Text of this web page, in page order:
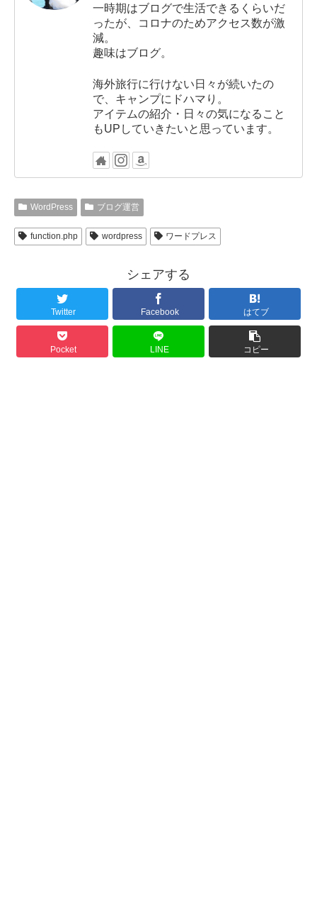
一時期はブログで生活できるくらいだ
ったが、コロナのためアクセス数が激
減。
趣味はブログ。
海外旅行に行けない日々が続いたの
で、キャンプにドハマり。
アイテムの紹介・日々の気になること
もUPしていきたいと思っています。
WordPress ブログ運営
function.php wordpress ワードプレス
シェアする
Twitter Facebook はてブ
Pocket LINE コピー